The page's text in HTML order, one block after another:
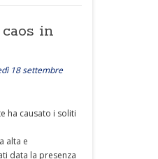
in
18 settembre
ha causato i soliti
alta e
data la presenza